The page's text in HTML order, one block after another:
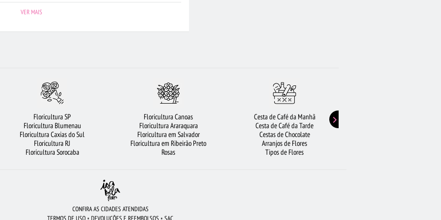
RAMALHETE DE FLORES
FLORICULTURA GUARULHOS FLORES VERMELHAS
URSO DE PELÚCIA LÍRIO
SANTOS ROSAS CIDADES MAIS PROCURADAS
VER MAIS
Floricultura SP
Floricultura Blumenau
Floricultura Caxias do Sul
Floricultura RJ
Floricultura Sorocaba
Floricultura Canoas
Floricultura Araraquara
Floricultura em Salvador
Floricultura em Ribeirão Preto
Rosas
Cesta de Café da Manhã
Cesta de Café da Tarde
Cestas de Chocolate
Arranjos de Flores
Tipos de Flores
CONFIRA AS CIDADES ATENDIDAS
TERMOS DE USO • DEVOLUÇÕES E REEMBOLSOS • SAC